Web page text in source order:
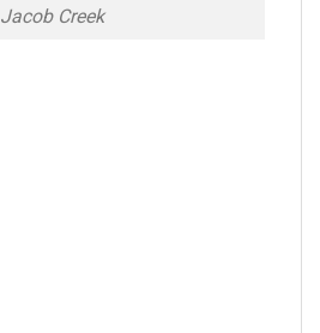
Jacob Creek